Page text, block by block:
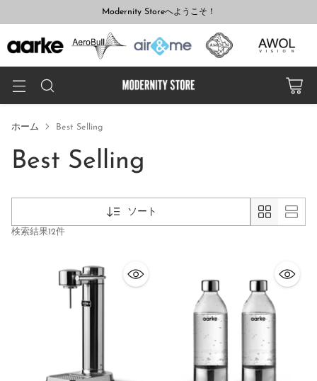
Modernity Storeへようこそ！
ホーム Best Selling
Best Selling
ソート
検索結果12件